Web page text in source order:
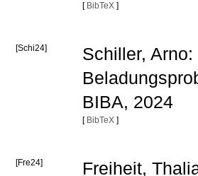
[ BibTeX ]
[Schi24]
Schiller,
BIBA, 2024
[ BibTeX ]
[Fre24]
Freiheit,